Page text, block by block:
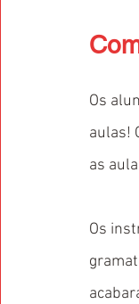
Os
aulas!
as
Os